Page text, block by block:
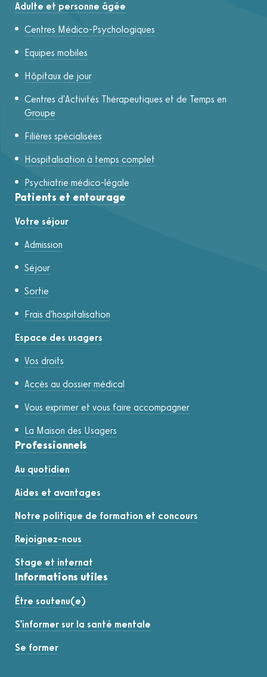
Adulte et personne âgée
Centres Médico-Psychologiques
Equipes mobiles
Hôpitaux de jour
Centres d'Activités Thérapeutiques et de Temps en
Groupe
Filières spécialisées
Hospitalisation à temps complet
Psychiatrie médico-légale
Patients et entourage
Votre séjour
Admission
Séjour
Sortie
Frais d'hospitalisation
Espace des usagers
Vos droits
Accès au dossier médical
Vous exprimer et vous faire accompagner
La Maison des Usagers
Professionnels
Au quotidien
Aides et avantages
Notre politique de formation et concours
Rejoignez-nous
Stage et internat
Informations utiles
Être soutenu(e)
S'informer sur la santé mentale
Se former